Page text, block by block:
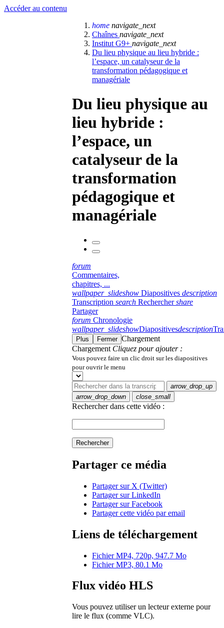
Accéder au contenu
home navigate_next
Chaînes navigate_next
Institut G9+ navigate_next
Du lieu physique au lieu hybride :
l’espace, un catalyseur de la
transformation pédagogique et
managériale
Du lieu physique au
lieu hybride :
l’espace, un
catalyseur de la
transformation
pédagogique et
managériale
forum
Commentaires,
chapitres, ...
wallpaper_slideshow Diapositives description
Transcription search Rechercher share
Partager
forum Chronologie
wallpaper_slideshowDiapositivesdescription
Plus Fermer Chargement
Chargement Cliquez pour ajouter :
Vous pouvez faire un clic droit sur les diapositives
pour ouvrir le menu
arrow_drop_up
arrow_drop_down
close_small
Rechercher dans cette vidéo :
Rechercher
Partager ce média
Partager sur X (Twitter)
Partager sur LinkedIn
Partager sur Facebook
Partager cette vidéo par email
Liens de téléchargement
Fichier MP4, 720p, 947.7 Mo
Fichier MP3, 80.1 Mo
Flux vidéo HLS
Vous pouvez utiliser un lecteur externe pour
lire le flux (comme VLC).